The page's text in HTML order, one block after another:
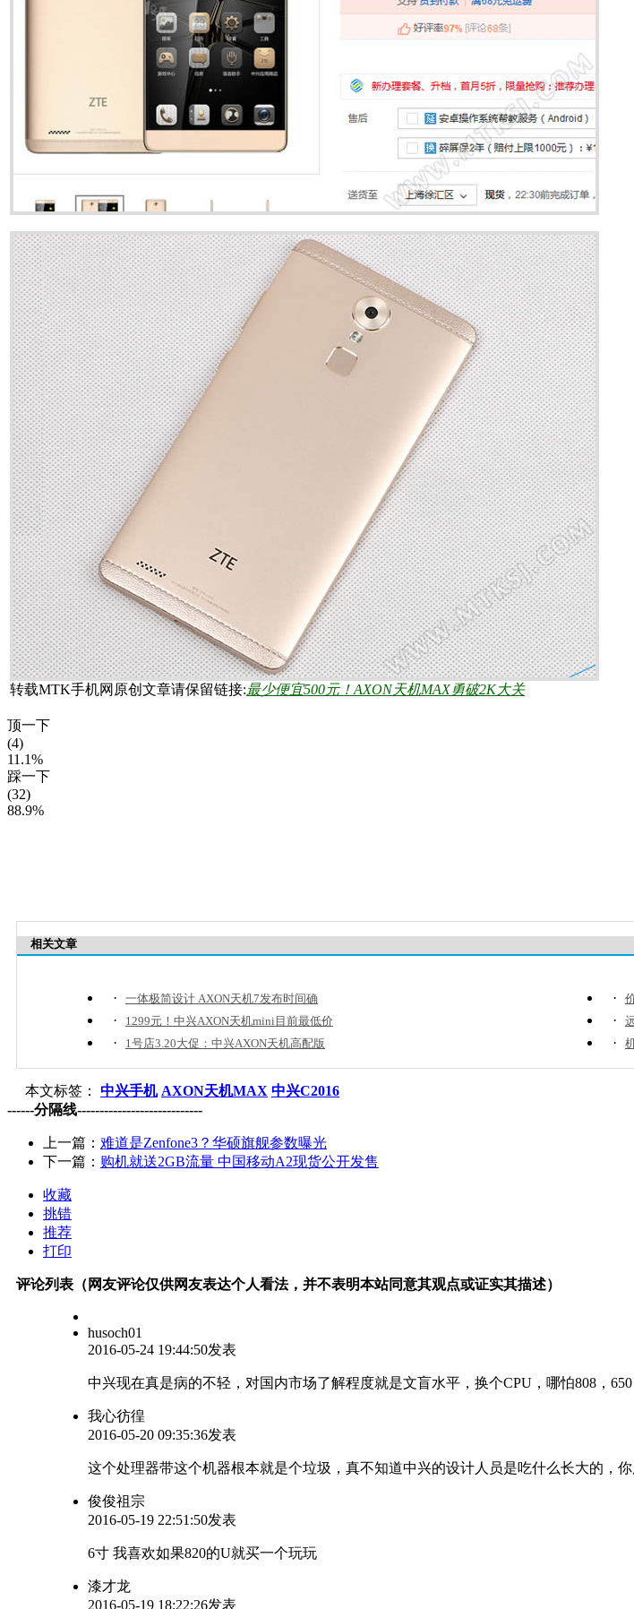
转载MTK手机网原创文章请保留链接:最少便宜500元！AXON天机MAX勇破2K大关
顶一下
(4)
11.1%
踩一下
(32)
88.9%
相关文章
· 一体极简设计 AXON天机7发布时间确 ·
· 1299元！中兴AXON天机mini目前最低价 ·
· 1号店3.20大促：中兴AXON天机高配版 ·
本文标签： 中兴手机 AXON天机MAX 中兴C2016
------分隔线----------------------------
上一篇： 难道是Zenfone3？华硕旗舰参数曝光
下一篇： 购机就送2GB流量 中国移动A2现货公开发售
收藏
挑错
推荐
打印
评论列表（网友评论仅供网友表达个人看法，并不表明本站同意其观点或证实其描述）
husoch01
2016-05-24 19:44:50发表
中兴现在真是病的不轻，对国内市场了解程度就是文盲水平，换个CPU，哪怕808，650
我心彷徨
2016-05-20 09:35:36发表
这个处理器带这个机器根本就是个垃圾，真不知道中兴的设计人员是吃什么长大的，
俊俊祖宗
2016-05-19 22:51:50发表
6寸 我喜欢如果820的U就买一个玩玩
漆才龙
2016-05-19 18:22:26发表